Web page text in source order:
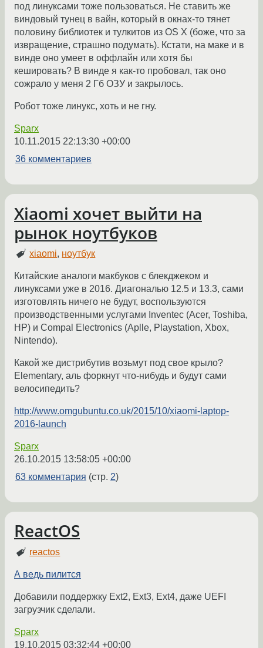
под линуксами тоже пользоваться. Не ставить же
виндовый тунец в вайн, который в окнах-то тянет
половину библиотек и тулкитов из OS X (боже, что за
извращение, страшно подумать). Кстати, на маке и в
винде оно умеет в оффлайн или хотя бы
кешировать? В винде я как-то пробовал, так оно
сожрало у меня 2 Гб ОЗУ и закрылось.
Робот тоже линукс, хоть и не гну.
Sparx
10.11.2015 22:13:30 +00:00
36 комментариев
Xiaomi хочет выйти на
рынок ноутбуков
xiaomi, ноутбук
Китайские аналоги макбуков с блекджеком и
линуксами уже в 2016. Диагональю 12.5 и 13.3, сами
изготовлять ничего не будут, воспользуются
производственными услугами Inventec (Acer, Toshiba,
HP) и Compal Electronics (Aplle, Playstation, Xbox,
Nintendo).
Какой же дистрибутив возьмут под свое крыло?
Elementary, аль форкнут что-нибудь и будут сами
велосипедить?
http://www.omgubuntu.co.uk/2015/10/xiaomi-laptop-
2016-launch
Sparx
26.10.2015 13:58:05 +00:00
63 комментария (стр. 2)
ReactOS
reactos
А ведь пилится
Добавили поддержку Ext2, Ext3, Ext4, даже UEFI
загрузчик сделали.
Sparx
19.10.2015 03:32:44 +00:00